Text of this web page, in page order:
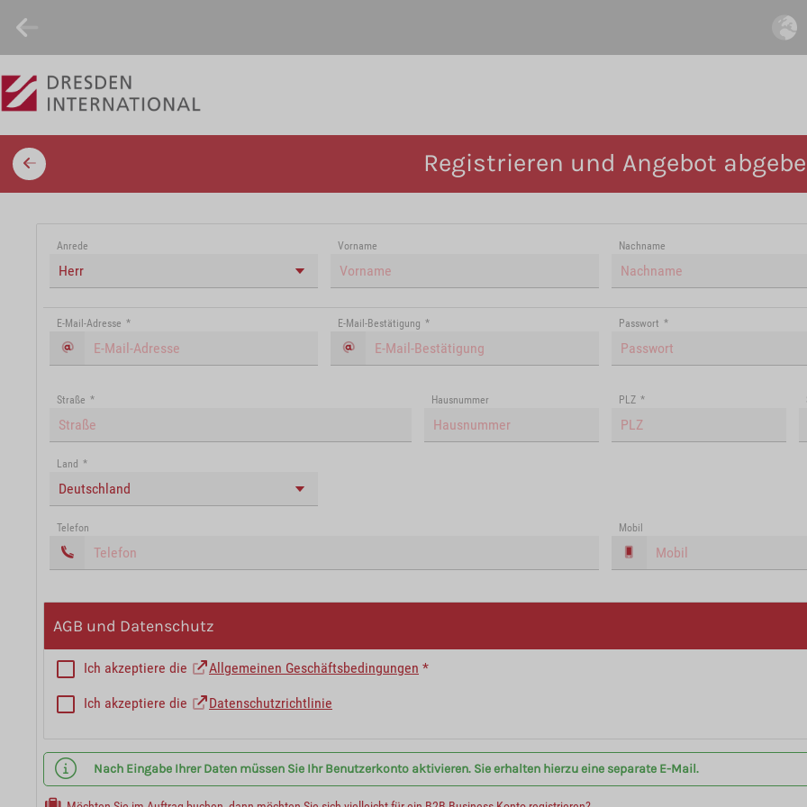
Registrieren und Angebot
Anrede
Herr
Vorname Nachname
E-Mail-Adresse * E-Mail-Bestätigung * Passwort *
Straße * Hausnummer PLZ *
Land *
Deutschland
Telefon Mobil
AGB und Datenschutz
Ich akzeptiere die Allgemeinen Geschäftsbedingungen *
Ich akzeptiere die Datenschutzrichtlinie
Nach Eingabe Ihrer Daten müssen Sie Ihr Benutzerkonto aktivieren. Sie erhalten hierzu eine separate E-Mail.